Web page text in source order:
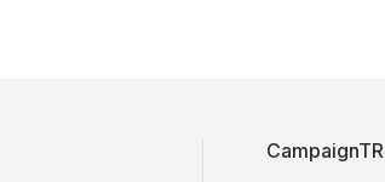
CampaignTR